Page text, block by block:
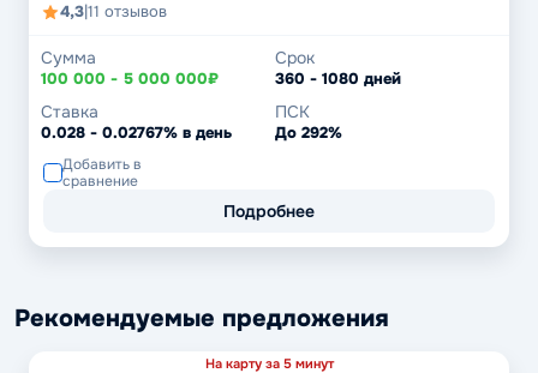
4,3|11 отзывов
Сумма
100 000 - 5 000 000₽
Срок
360 - 1080 дней
Ставка
0.028 - 0.02767% в день
ПСК
До 292%
Добавить в
сравнение
Подробнее
Рекомендуемые предложения
На карту за 5 минут